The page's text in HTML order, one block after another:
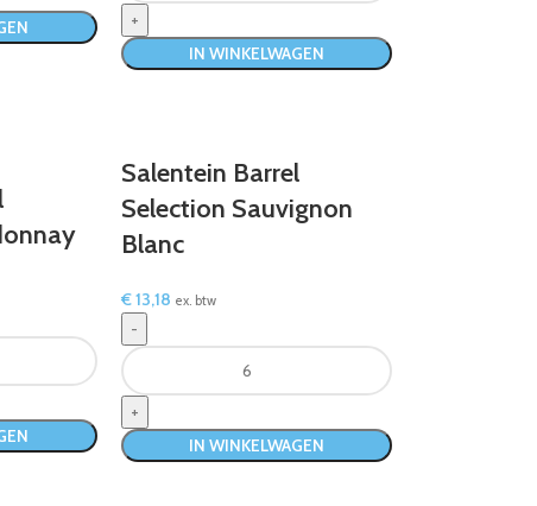
IN WINKELWAGEN
Salentein Barrel
Selection Sauvignon
Blanc
€13,18 ex. btw
IN WINKELWAGEN